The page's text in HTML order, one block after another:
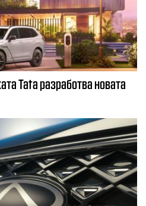
Tata разработва новата